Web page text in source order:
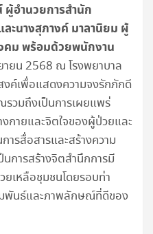
อำนวยการสำนัก
ะนางสุภางค์ มาลานิยม ผู้
คม พร้อมด้วยพนักงาน
ายน 2568 ณ โรงพยาบาล
งค์เพื่อแสดงความจงรักภักดี
วมถึงเป็นการเผยแพร่
ายและจิตใจของผู้ป่วยและ
รสื่อสารและสร้างความ
ารสร้างจิตสำนึกการมี
ยเหลือชุมชนโดยรอบท่า
พันธ์และภาพลักษณ์ที่ดีของ